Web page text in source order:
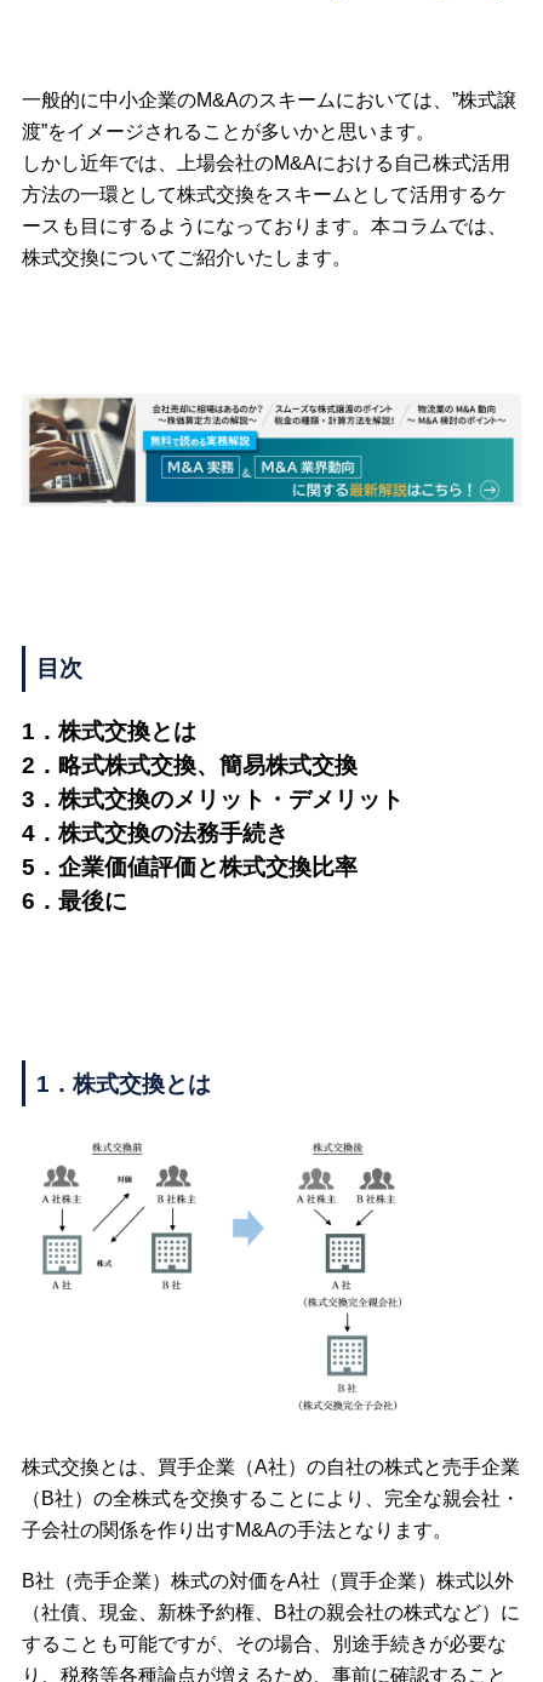
一般的に中小企業のM&Aのスキームにおいては、”株式譲
渡”をイメージされることが多いかと思います。
しかし近年では、上場会社のM&Aにおける自己株式活用
方法の一環として株式交換をスキームとして活用するケ
ースも目にするようになっております。本コラムでは、
株式交換についてご紹介いたします。
目次
1．株式交換とは
2．略式株式交換、簡易株式交換
3．株式交換のメリット・デメリット
4．株式交換の法務手続き
5．企業価値評価と株式交換比率
6．最後に
1．株式交換とは
株式交換とは、買手企業（A社）の自社の株式と売手企業
（B社）の全株式を交換することにより、完全な親会社・
子会社の関係を作り出すM&Aの手法となります。
B社（売手企業）株式の対価をA社（買手企業）株式以外
（社債、現金、新株予約権、B社の親会社の株式など）に
することも可能ですが、その場合、別途手続きが必要な
り、税務等各種論点が増えるため、事前に確認すること